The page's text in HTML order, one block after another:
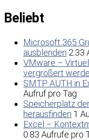
Beliebt
Microsoft 365
ausblenden 2.33
VMware –
vergrößert
SMTP AUTH in
Aufruf pro Tag
Speicherplatz
herausfinden 1
Excel –
0.83 Aufrufe pro